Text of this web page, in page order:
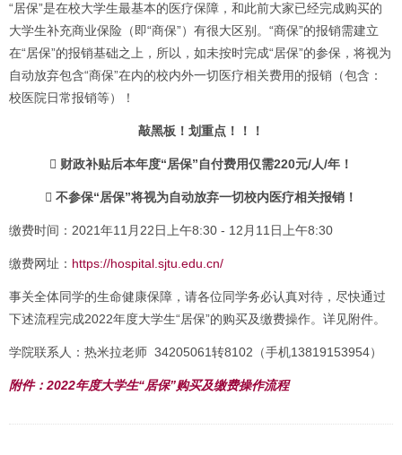
“居保”是在校大学生最基本的医疗保障，和此前大家已经完成购买的
大学生补充商业保险（即“商保”）有很大区别。“商保”的报销需建立
在“居保”的报销基础之上，所以，如未按时完成“居保”的参保，将视为
自动放弃包含“商保”在内的校内外一切医疗相关费用的报销（包含：
校医院日常报销等）！
敲黑板！划重点！！！
 财政补贴后本年度“居保”自付费用仅需220元/人/年！
 不参保“居保”将视为自动放弃一切校内医疗相关报销！
缴费时间：2021年11月22日上午8:30 - 12月11日上午8:30
缴费网址： https://hospital.sjtu.edu.cn/
事关全体同学的生命健康保障，请各位同学务必认真对待，尽快通过
下述流程完成2022年度大学生“居保”的购买及缴费操作。详见附件。
学院联系人：热米拉老师 34205061转8102（手机13819153954）
附件：2022年度大学生“居保”购买及缴费操作流程